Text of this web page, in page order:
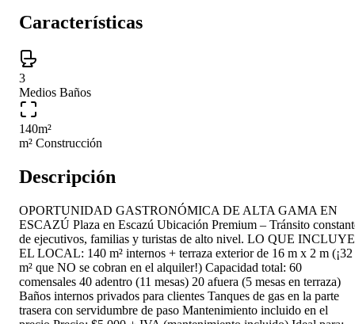
Características
3
Medios Baños
140m²
m² Construcción
Descripción
OPORTUNIDAD GASTRONÓMICA DE ALTA GAMA EN
ESCAZÚ Plaza en Escazú Ubicación Premium – Tránsito
de ejecutivos, familias y turistas de alto nivel. LO QUE INCLUYE
EL LOCAL: 140 m² internos + terraza exterior de 16 m x 2 m (¡32
m² que NO se cobran en el alquiler!) Capacidad total: 60
comensales 40 adentro (11 mesas) 20 afuera (5 mesas en terraza)
Baños internos privados para clientes Tanques de gas en la parte
trasera con servidumbre de paso Mantenimiento incluido en el